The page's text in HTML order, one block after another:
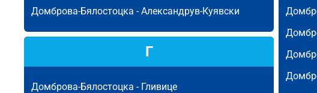
Домброва-Бялостоцка -Александрув-Куявски
Г
Домброва-Бялостоцка - Гливице